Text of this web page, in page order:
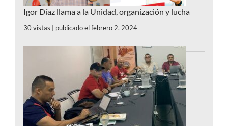
Igor Díaz llama a la Unidad, organización y lucha
30 vistas publicado el febrero 2, 2024